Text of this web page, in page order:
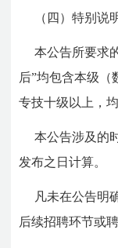
（四）特别说
本公告所要求
后”均包含本级（
专技十级以上，
本公告涉及的
发布之日计算。
凡未在公告明
后续招聘环节或